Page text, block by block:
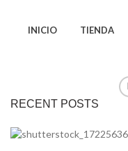
INICIO TIENDA
RECENT POSTS